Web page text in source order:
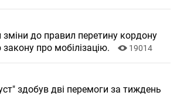
до правил перетину кордону
закону про мобілізацію.
19014
здобув дві перемоги за тиждень